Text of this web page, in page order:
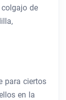
de
para ciertos
en la